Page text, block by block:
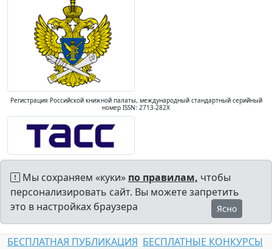
Регистрация Российской книжной палаты, международный стандартный серийный
номер ISSN: 2713-282X
Мы сохраняем «куки» по правилам, чтобы
персонализировать сайт. Вы можете запретить
это в настройках браузера
Ясно
БЕСПЛАТНАЯ ПУБЛИКАЦИЯ БЕСПЛАТНЫЕ КОНКУРСЫ